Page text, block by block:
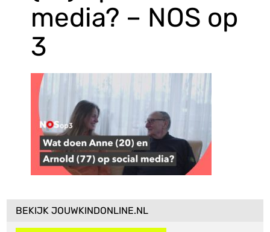
media? – NOS op
3
BEKIJK JOUWKINDONLINE.NL